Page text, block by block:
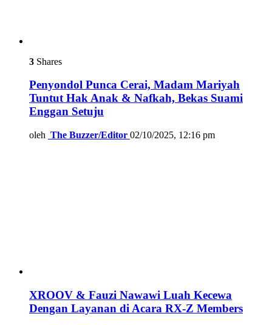
3 Shares
Penyondol Punca Cerai, Madam Mariyah
Tuntut Hak Anak & Nafkah, Bekas Suami
Enggan Setuju
oleh The Buzzer/Editor 02/10/2025, 12:16 pm
XROOV & Fauzi Nawawi Luah Kecewa
Dengan Layanan di Acara RX-Z Members